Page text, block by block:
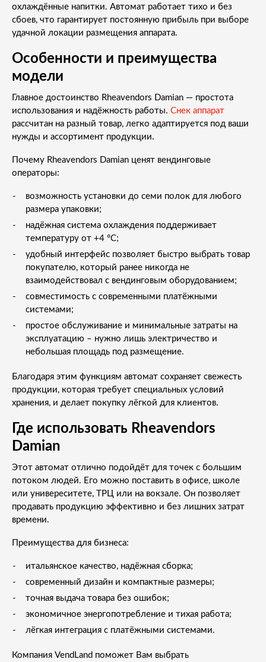
охлаждённые напитки. Автомат работает тихо и без
сбоев, что гарантирует постоянную прибыль при выборе
удачной локации размещения аппарата.
Особенности и преимущества
модели
Главное достоинство Rheavendors Damian — простота
использования и надёжность работы. Снек аппарат
рассчитан на разный товар, легко адаптируется под ваши
нужды и ассортимент продукции.
Почему Rheavendors Damian ценят вендинговые
операторы:
возможность установки до семи полок для любого
размера упаковки;
надёжная система охлаждения поддерживает
температуру от +4 °C;
удобный интерфейс позволяет быстро выбрать товар
покупателю, который ранее никогда не
взаимодействовал с вендинговым оборудованием;
совместимость с современными платёжными
системами;
простое обслуживание и минимальные затраты на
эксплуатацию – нужно лишь электричество и
небольшая площадь под размещение.
Благодаря этим функциям автомат сохраняет свежесть
продукции, которая требует специальных условий
хранения, и делает покупку лёгкой для клиентов.
Где использовать Rheavendors
Damian
Этот автомат отлично подойдёт для точек с большим
потоком людей. Его можно поставить в офисе, школе
или универеситете, ТРЦ или на вокзале. Он позволяет
продавать продукцию эффективно и без лишних затрат
времени.
Преимущества для бизнеса:
итальянское качество, надёжная сборка;
современный дизайн и компактные размеры;
точная выдача товара без ошибок;
экономичное энергопотребление и тихая работа;
лёгкая интеграция с платёжными системами.
Компания VendLand поможет Вам выбрать